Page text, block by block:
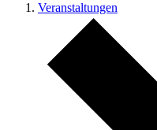
Veranstaltungen